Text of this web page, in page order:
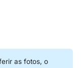
as fotos, o